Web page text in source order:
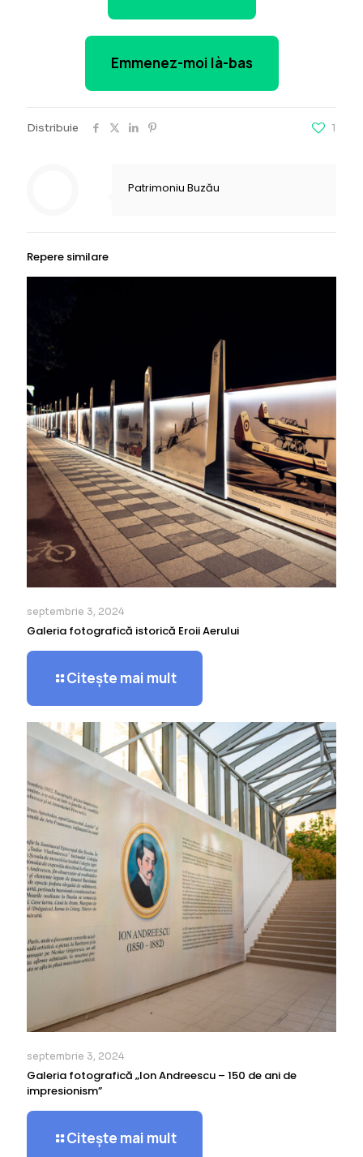
Emmenez-moi là-bas
Distribuie 1
Patrimoniu Buzău
Repere similare
septembrie 3, 2024
Galeria fotografică istorică Eroii Aerului
Citește mai mult
septembrie 3, 2024
Galeria fotografică „Ion Andreescu – 150 de ani de
impresionism”
Citește mai mult